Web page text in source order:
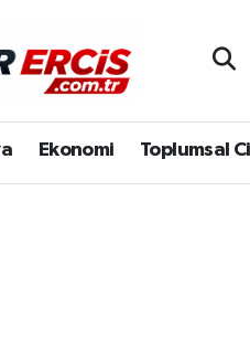
Ekonomi Toplumsal